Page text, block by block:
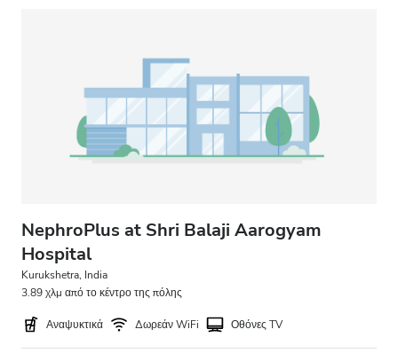
NephroPlus at Shri Balaji Aarogyam
Hospital
Kurukshetra, India
3.89 χλμ από το κέντρο της πόλης
Αναψυκτικά Δωρεάν WiFi Οθόνες TV